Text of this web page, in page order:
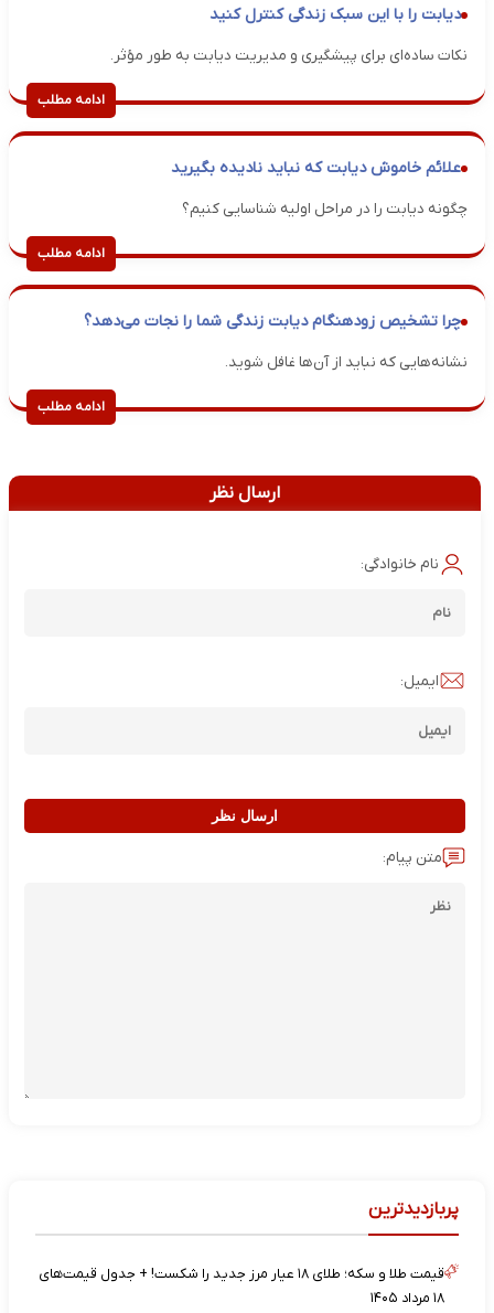
دیابت را با این سبک زندگی کنترل کنید
نکات ساده‌ای برای پیشگیری و مدیریت دیابت به طور مؤثر.
ادامه مطلب
علائم خاموش دیابت که نباید نادیده بگیرید
چگونه دیابت را در مراحل اولیه شناسایی کنیم؟
ادامه مطلب
چرا تشخیص زودهنگام دیابت زندگی شما را نجات می‌دهد؟
نشانه‌هایی که نباید از آن‌ها غافل شوید.
ادامه مطلب
ارسال نظر
نام خانوادگی:
ایمیل:
ارسال نظر
متن پیام:
پربازدیدترین
قیمت طلا و سکه؛ طلای ۱۸ عیار مرز جدید را شکست! + جدول قیمت‌های
۱۸ مرداد ۱۴۰۵